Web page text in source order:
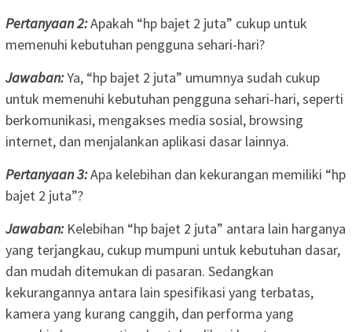
Pertanyaan 2:Apakah “hp bajet 2 juta” cukup untuk
memenuhi kebutuhan pengguna sehari-hari?
Jawaban:Ya, “hp bajet 2 juta” umumnya sudah cukup
untuk memenuhi kebutuhan pengguna sehari-hari, seperti
berkomunikasi, mengakses media sosial, browsing
internet, dan menjalankan aplikasi dasar lainnya.
Pertanyaan 3:Apa kelebihan dan kekurangan memiliki “hp
bajet 2 juta”?
Jawaban:Kelebihan “hp bajet 2 juta” antara lain harganya
yang terjangkau, cukup mumpuni untuk kebutuhan dasar,
dan mudah ditemukan di pasaran. Sedangkan
kekurangannya antara lain spesifikasi yang terbatas,
kamera yang kurang canggih, dan performa yang